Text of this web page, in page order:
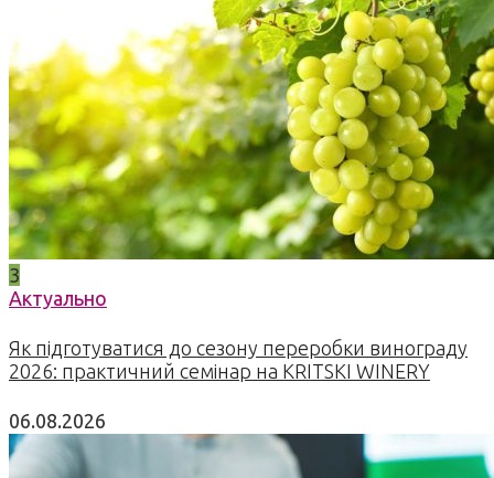
3
Актуально
Як підготуватися до сезону переробки винограду
2026: практичний семінар на KRITSKI WINERY
06.08.2026